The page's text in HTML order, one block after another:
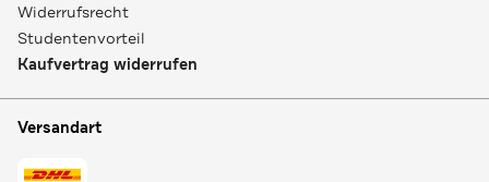
Widerrufsrecht
Studentenvorteil
Kaufvertrag widerrufen
Versandart